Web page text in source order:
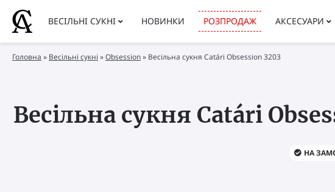
ВЕСІЛЬНІ СУКНІ НОВИНКИ РОЗПРОДАЖ АКСЕСУАРИ
Головна » Весільні сукні »Obsession» Весільна сукня Catári Obsession 3203
Весільна сукня Catári
НА